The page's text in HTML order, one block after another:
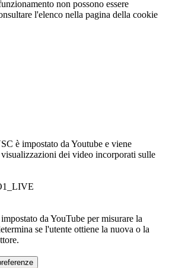
non possono essere
l'elenco nella pagina della cookie
è impostato da Youtube e viene
dei video incorporati sulle
da YouTube per misurare la
se l'utente ottiene la nuova o la